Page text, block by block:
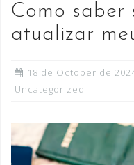
Como saber
atualizar
18 de October de
Uncategorized